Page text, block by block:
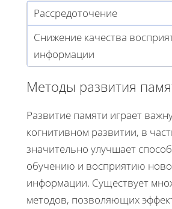
Рассредоточение
Снижение качества
информации
Методы развития
Развитие памяти играет
когнитивном развитии, в
значительно улучшает
обучению и восприятию
информации. Существует
методов, позволяющих